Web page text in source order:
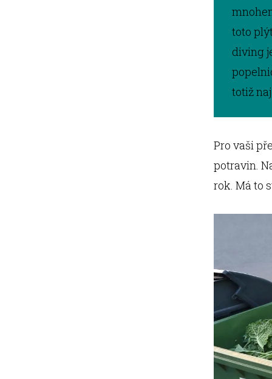
toto
diving
totiž
Pro vaši
potravin.
rok. Má to